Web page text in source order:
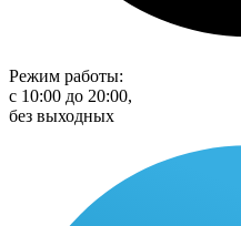
Режим работы:
с 10:00 до 20:00,
без выходных